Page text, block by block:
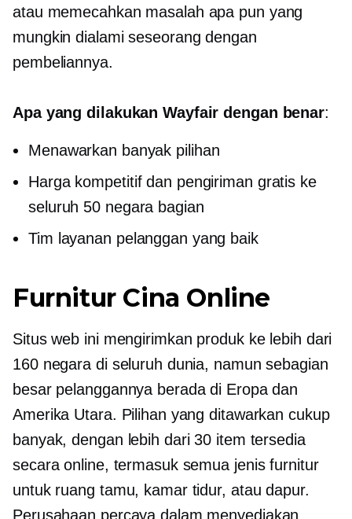
atau memecahkan masalah apa pun yang
mungkin dialami seseorang dengan
pembeliannya.
Apa yang dilakukan Wayfair dengan benar:
Menawarkan banyak pilihan
Harga kompetitif dan pengiriman gratis ke
seluruh 50 negara bagian
Tim layanan pelanggan yang baik
Furnitur Cina Online
Situs web ini mengirimkan produk ke lebih dari
160 negara di seluruh dunia, namun sebagian
besar pelanggannya berada di Eropa dan
Amerika Utara. Pilihan yang ditawarkan cukup
banyak, dengan lebih dari 30 item tersedia
secara online, termasuk semua jenis furnitur
untuk ruang tamu, kamar tidur, atau dapur.
Perusahaan percaya dalam menyediakan